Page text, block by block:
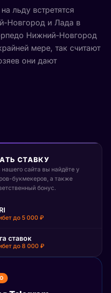
льду встретятся
Новгород и Лада в
Нижний-Новгород
мере, так считают
они дают
2025
завершён
СТАВКУ
сайта вы найдёте у
букмекеров, а также
бонус.
до 5 000 ₽
ставок
до 8 000 ₽